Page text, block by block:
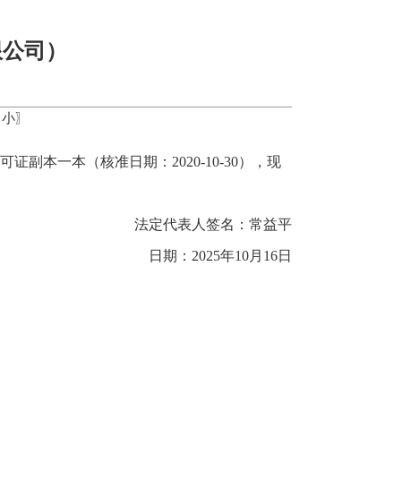
司）
小〗
证副本一本（核准日期：2020-10-30），现
法定代表人签名：常益平
日期：2025年10月16日